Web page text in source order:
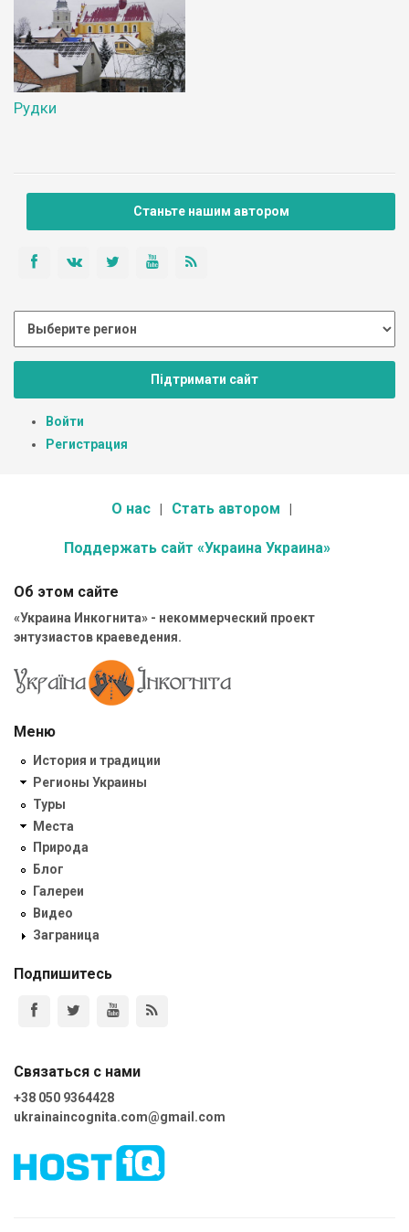
Рудки
Станьте нашим автором
Підтримати сайт
Войти
Регистрация
О нас Стать автором
Поддержать сайт «Украина Украина»
Об этом сайте
«Украина Инкогнита» - некоммерческий проект
энтузиастов краеведения.
Меню
История и традиции
Регионы Украины
Туры
Места
Природа
Блог
Галереи
Видео
Заграница
Подпишитесь
Связаться с нами
+38 050 9364428
ukrainaincognita.com@gmail.com